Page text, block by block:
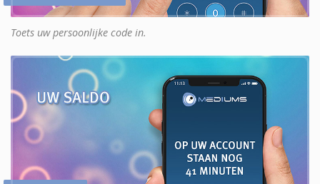
Toets uw persoonlijke code in.